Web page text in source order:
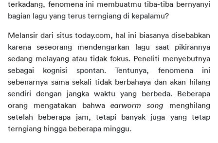
terkadang, fenomena ini membuatmu tiba-tiba bernyanyi
bagian lagu yang terus terngiang di kepalamu?
Melansir dari situs today.com, hal ini biasanya disebabkan
karena seseorang mendengarkan lagu saat pikirannya
sedang melayang atau tidak fokus. Peneliti menyebutnya
sebagai kognisi spontan. Tentunya, fenomena ini
sebenarnya sama sekali tidak berbahaya dan akan hilang
sendiri dengan jangka waktu yang berbeda. Beberapa
orang mengatakan bahwa earworm song menghilang
setelah beberapa jam, tetapi banyak juga yang tetap
terngiang hingga beberapa minggu.